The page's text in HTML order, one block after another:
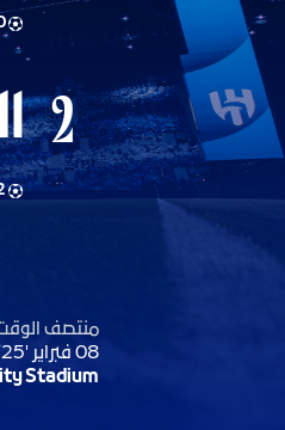
2
منتصف
08 فبراير '25
Stadium,